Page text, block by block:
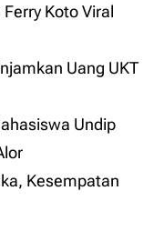
Koto Viral
Uang UKT
Undip
Kesempatan